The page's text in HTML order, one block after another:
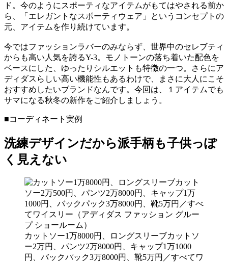
ド。今のようにスポーティなアイテムがもてはやされる前か
ら、「エレガントなスポーティウェア」というコンセプトの
元、アイテムを作り続けています。
今ではファッションラバーのみならず、世界中のセレブティ
からも高い人気を誇るY-3。モノトーンの落ち着いた配色を
ベースにした、ゆったりシルエットも特徴の一つ。さらにア
ディダスらしい高い機能性もあるわけで、まさに大人にこそ
おすすめしたいブランドなんです。今回は、１アイテムでも
サマになる秋冬の新作をご紹介しましょう。
■コーディネート実例
洗練デザインだから派手柄も子供っぽ
く見えない
カットソー1万8000円、ロングスリーブカットソ
ー2万円、パンツ2万8000円、キャップ1万1000
円、バックパック3万8000円、靴5万円／すべてワ